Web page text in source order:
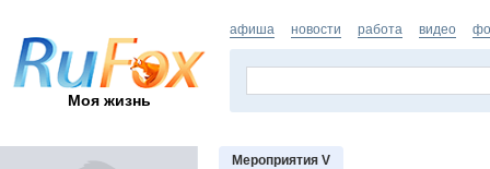
Моя жизнь
афиша новости работа видео
Мероприятия V